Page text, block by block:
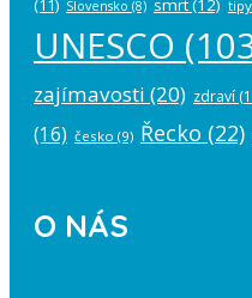
(11) Slovensko (8) smrt(12) tipy
UNESCO
zajímavosti (20) zdraví
(16) česko (9) Řecko (22)
O NÁS